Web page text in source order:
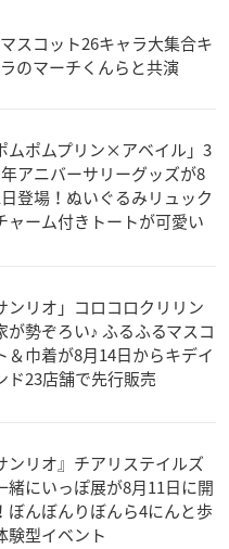
スコット26キャラ大集合キ
のマーチくんらと共演
ムポムプリン×アベイル」3
アニバーサリーグッズが8
登場！ぬいぐるみリュック
ャーム付きトートが可愛い
ンリオ」コロコロクリリン
が勢ぞろい♪ ふるふるマスコ
＆巾着が8月14日からキデイ
ド23店舗で先行販売
ンリオ』チアリステイルズ
緒にいっぽ展が8月11日に開
ぼんぼんりぼんら4にんと歩
験型イベント